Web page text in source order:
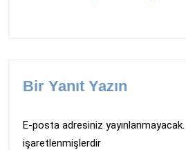
Bir Yanıt Yazın
E-posta adresiniz yayınlanmayacak.
işaretlenmişlerdir